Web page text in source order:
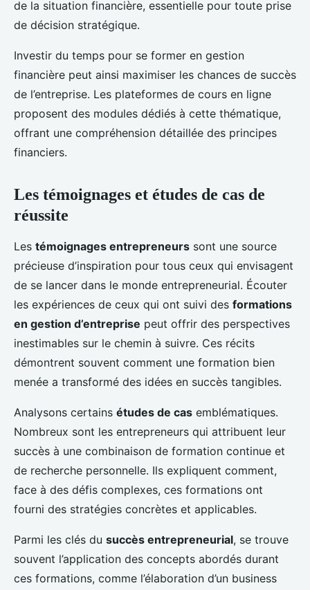
de la situation financière, essentielle pour toute prise
de décision stratégique.
Investir du temps pour se former en gestion
financière peut ainsi maximiser les chances de succès
de l’entreprise. Les plateformes de cours en ligne
proposent des modules dédiés à cette thématique,
offrant une compréhension détaillée des principes
financiers.
Les témoignages et études de cas de
réussite
Les témoignages entrepreneurs sont une source
précieuse d’inspiration pour tous ceux qui envisagent
de se lancer dans le monde entrepreneurial. Écouter
les expériences de ceux qui ont suivi des formations
en gestion d’entreprise peut offrir des perspectives
inestimables sur le chemin à suivre. Ces récits
démontrent souvent comment une formation bien
menée a transformé des idées en succès tangibles.
Analysons certains études de cas emblématiques.
Nombreux sont les entrepreneurs qui attribuent leur
succès à une combinaison de formation continue et
de recherche personnelle. Ils expliquent comment,
face à des défis complexes, ces formations ont
fourni des stratégies concrètes et applicables.
Parmi les clés du succès entrepreneurial, se trouve
souvent l’application des concepts abordés durant
ces formations, comme l’élaboration d’un business